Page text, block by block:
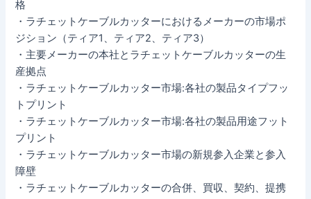
格
・ラチェットケーブルカッターにおけるメーカーの市場ポ
ジション（ティア1、ティア2、ティア3）
・主要メーカーの本社とラチェットケーブルカッターの生
産拠点
・ラチェットケーブルカッター市場:各社の製品タイプフッ
トプリント
・ラチェットケーブルカッター市場:各社の製品用途フット
プリント
・ラチェットケーブルカッター市場の新規参入企業と参入
障壁
・ラチェットケーブルカッターの合併、買収、契約、提携